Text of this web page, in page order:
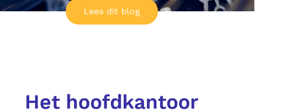
Lees dit blog
Het hoofdkantoor